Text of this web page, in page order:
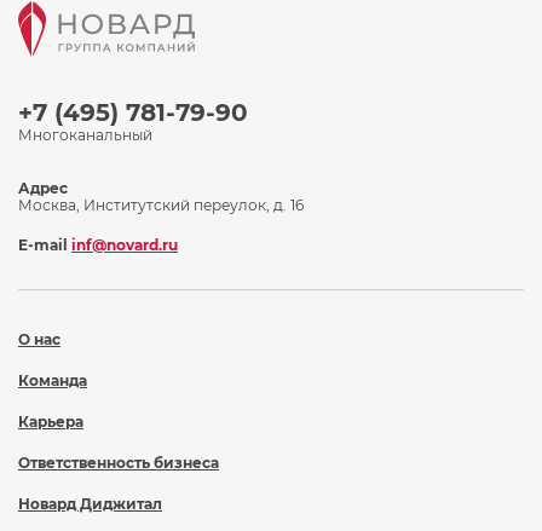
+7 (495) 781-79-90
Многоканальный
О нас
Команда
Карьера
Ответственность бизнеса
Новард Диджитал
Адрес
Москва, Институтский переулок, д. 16
E-mail inf@novard.ru